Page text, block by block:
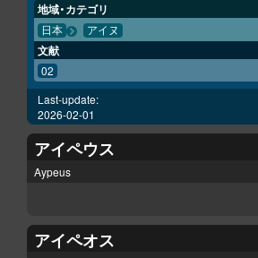
地域・カテゴリ
日本 アイヌ
文献
02
Last-update:
2026-02-01
アイペウス
Aypeus
アイペオス